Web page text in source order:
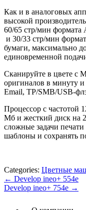
Как и в аналоговых
высокой
60/65 стр/мин формата
и 30/33 стр/мин
бумаги, максимально
единовременной
Сканируйте в цвете с
оригиналов в минуту и
Email, TP/SMB/USB-
Процессор с частотой
Мб и жесткий диск на
сложные задачи
шаблоны и сохранять
Categories: Цветные
← Develop ineo+ 554e
Develop ineo+ 754e →